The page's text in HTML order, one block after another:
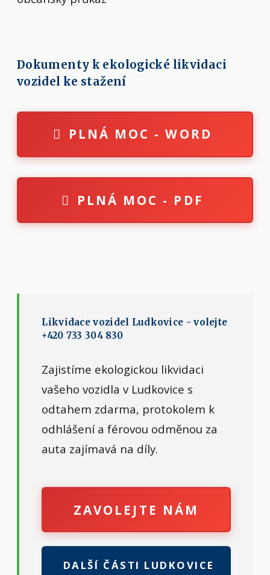
Dokumenty k ekologické likvidaci
vozidel ke stažení
PLNÁ MOC - WORD
PLNÁ MOC - PDF
Likvidace vozidel Ludkovice - volejte
+420 733 304 830
Zajistíme ekologickou likvidaci
vašeho vozidla v Ludkovice s
odtahem zdarma, protokolem k
odhlášení a férovou odměnou za
auta zajímavá na díly.
ZAVOLEJTE NÁM
DALŠÍ ČÁSTI LUDKOVICE